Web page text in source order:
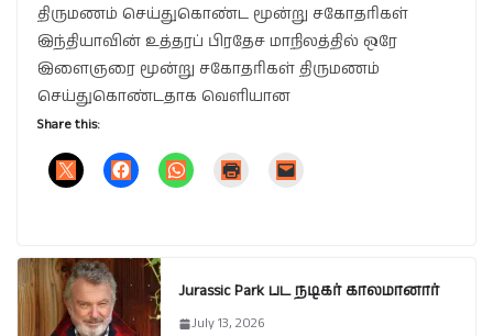
திருமணம் செய்துகொண்ட மூன்று சகோதரிகள்
இந்தியாவின் உத்தரப் பிரதேச மாநிலத்தில் ஒரே
இளைஞரை மூன்று சகோதரிகள் திருமணம்
செய்துகொண்டதாக வெளியான
Share this:
Jurassic Park பட நடிகர் காலமானார்
July 13, 2026